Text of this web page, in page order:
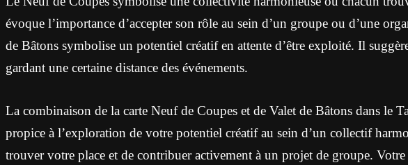
évoque l’importance d’accepter son rôle au sein d’un groupe ou d’une
de Bâtons symbolise un potentiel créatif en attente d’être exploité. Il
gardant une certaine distance des événements.
La combinaison de la carte Neuf de Coupes et de Valet de Bâtons dans le
propice à l’exploration de votre potentiel créatif au sein d’un collectif
trouver votre place et de contribuer activement à un projet de groupe. Votre